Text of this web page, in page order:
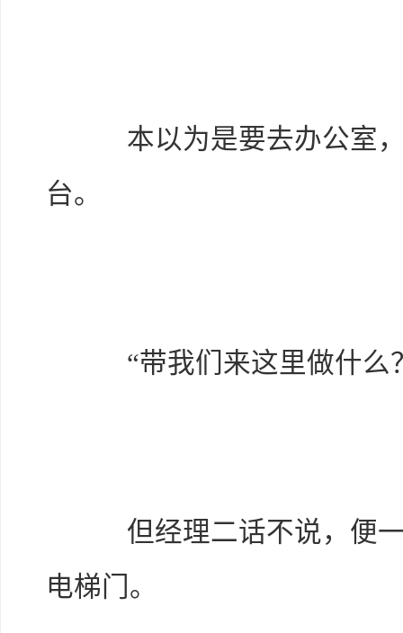
本以为是要去办公室，
台。
“带我们来这里做什么
但经理二话不说，便一
电梯门。